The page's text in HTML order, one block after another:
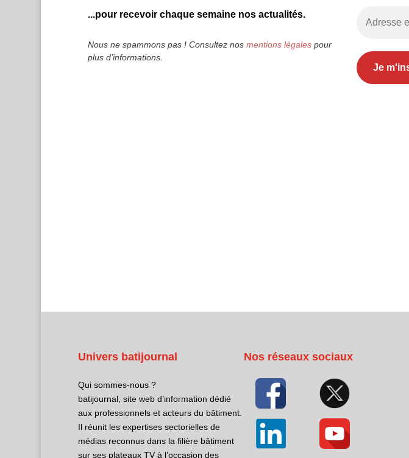
...pour recevoir chaque semaine nos actualités.
Nous ne spammons pas ! Consultez nos mentions légalespour
plus d’informations.
Univers batijournal
Qui sommes-nous ?
batijournal, site web d’information dédié
aux professionnels et acteurs du bâtiment.
Il réunit les expertises sectorielles de
médias reconnus dans la filière bâtiment
sur ses plateaux TV à l’occasion des
Nos réseaux sociaux